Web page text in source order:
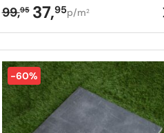
99,95
Oorspronkelijke
prijs
was:
99,95.
37,95
Huidige
prijs
is:
37,95.
p/m2
-60%